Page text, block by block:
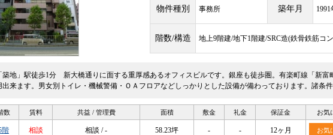
物件種別 事務所 築年月 1991
階数/構造 地上9階建/地下1階建/SRC造(鉄骨鉄筋コ
築地」駅徒歩1分 新大橋通りに面する重厚感あるオフィスビルです。銀座も徒歩圏。有楽町線「新富
出来ます。男女別トイレ・機械警備・ＯＡフロアなどしっかりとした設備が備わっております。諸条件
数 賃料 共益 / 管理費 面積 敷金 礼金 保証金 お気
階 相談 相談 / - 58.23坪 - - 12ヶ月 お気